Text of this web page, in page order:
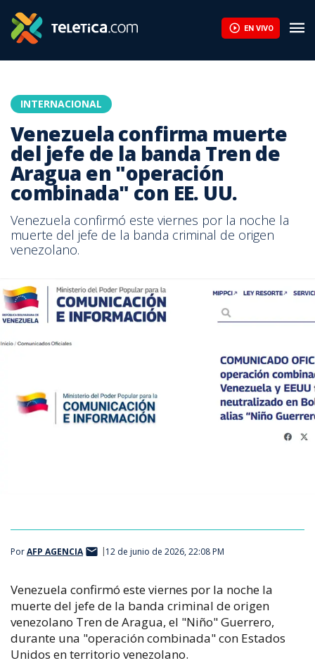
EN VIVO
INTERNACIONAL
Venezuela confirma muerte
del jefe de la banda Tren de
Aragua en "operación
combinada" con EE. UU.
Venezuela confirmó este viernes por la noche la
muerte del jefe de la banda criminal de origen
venezolano.
PorAFP AGENCIA 12 de junio de 2026, 22:08 PM
Venezuela confirmó este viernes por la noche la
muerte del jefe de la banda criminal de origen
venezolano Tren de Aragua, el "Niño" Guerrero,
durante una "operación combinada" con Estados
Unidos en territorio venezolano.